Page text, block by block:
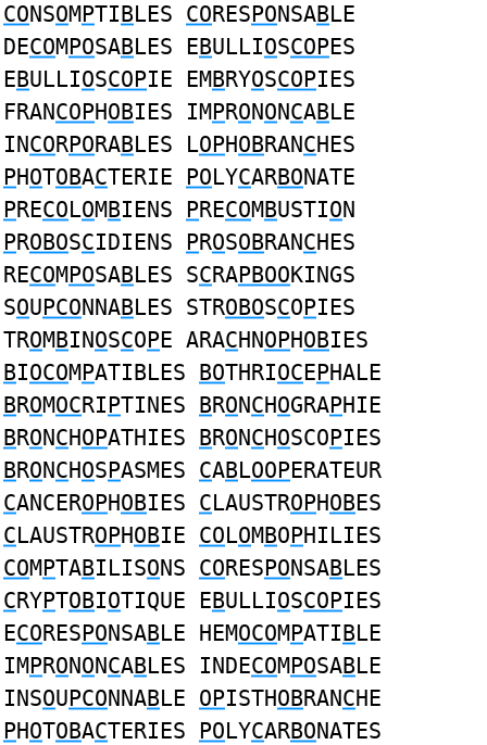
CONSOMPTIBLES CORESPONSABLE
DECOMPOSABLES EBULLIOSCOPES
EBULLIOSCOPIE EMBRYOSCOPIES
FRANCOPHOBIES IMPRONONCABLE
INCORPORABLES LOPHOBRANCHES
PHOTOBACTERIE POLYCARBONATE
PRECOLOMBIENS PRECOMBUSTION
PROBOSCIDIENS PROSOBRANCHES
RECOMPOSABLES SCRAPBOOKINGS
SOUPCONNABLES STROBOSCOPIES
TROMBINOSCOPE ARACHNOPHOBIES
BIOCOMPATIBLES BOTHRIOCEPHALE
BROMOCRIPTINES BRONCHOGRAPHIE
BRONCHOPATHIES BRONCHOSCOPIES
BRONCHOSPASMES CABLOOPERATEUR
CANCEROPHOBIES CLAUSTROPHOBES
CLAUSTROPHOBIE COLOMBOPHILIES
COMPTABILISONS CORESPONSABLES
CRYPTOBIOTIQUE EBULLIOSCOPIES
ECORESPONSABLE HEMOCOMPATIBLE
IMPRONONCABLES INDECOMPOSABLE
INSOUPCONNABLE OPISTHOBRANCHE
PHOTOBACTERIES POLYCARBONATES